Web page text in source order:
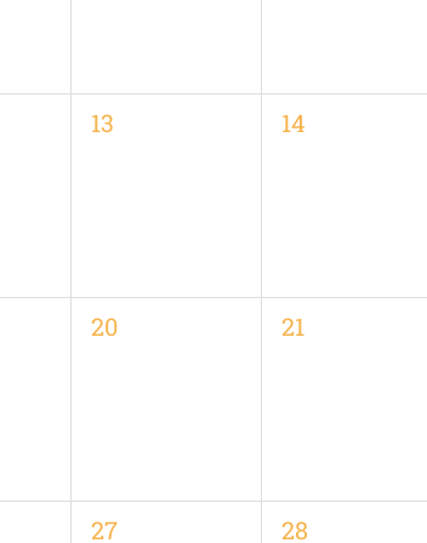
0
13
0
14
0
20
0
21
0
27
0
28